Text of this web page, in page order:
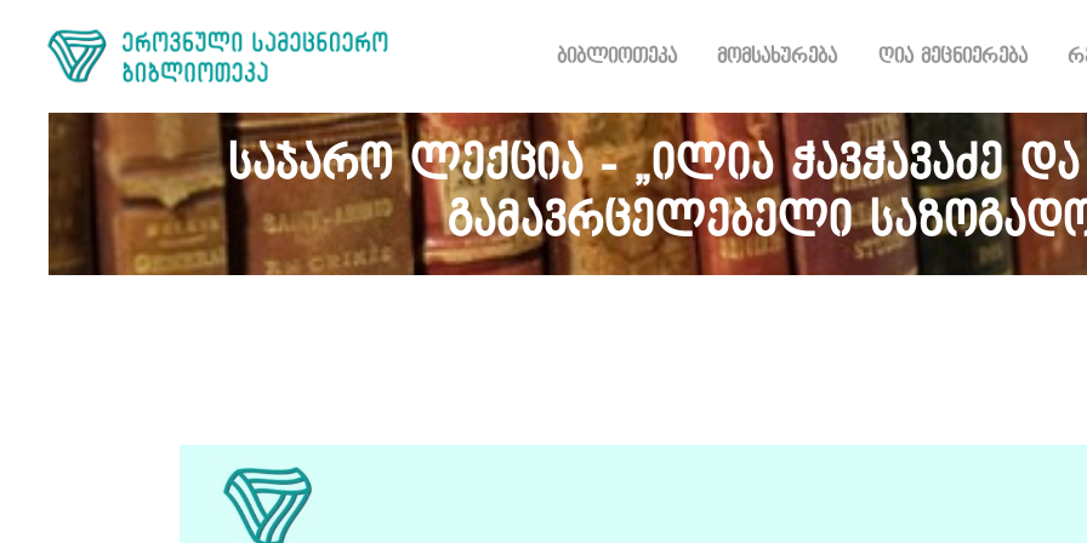
ბიბლიოთეკა მომსახურება ღია მეცნიერება
საჯარო ლექცია - „ილია ჭავჭავაძე
გამავრცელებელი
ᲛᲝᲛᲡᲐᲮᲣᲠᲔᲑᲐ
ᲠᲔᲡᲣᲠᲡᲘ
ᲠᲔᲒᲘᲡᲢᲠᲐᲪᲘᲐ
ᲓᲝᲜᲐᲪᲘᲐ
ᲙᲝᲜᲢᲐᲥᲢᲘ